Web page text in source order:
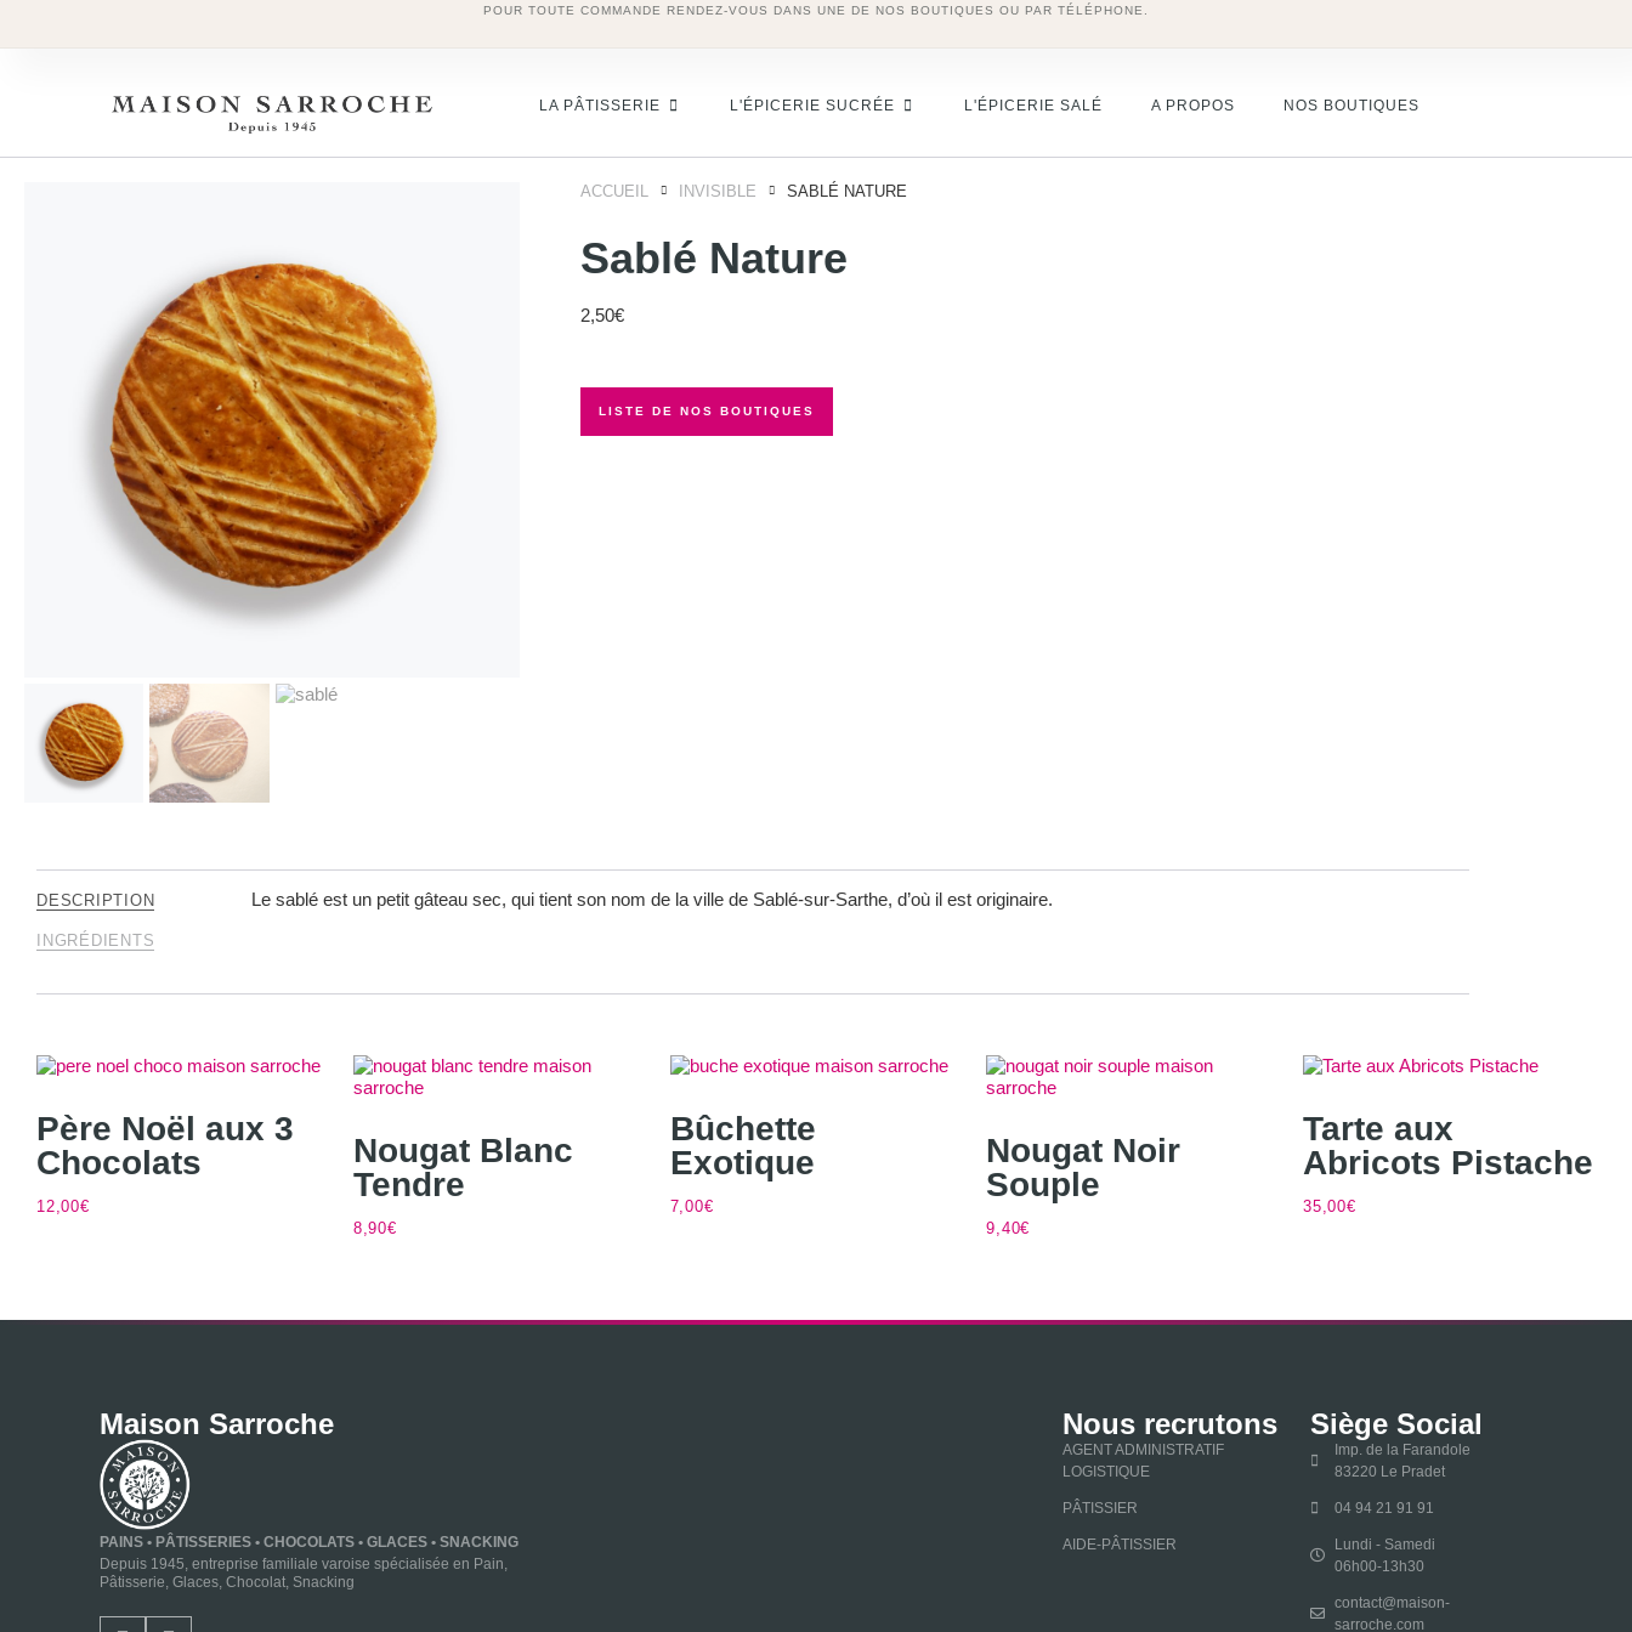
POUR TOUTE COMMANDE RENDEZ-VOUS DANS UNE DE NOS BOUTIQUES OU PAR TÉLÉPHONE.
LA PÂTISSERIE L'ÉPICERIE SUCRÉE L'ÉPICERIE SALÉ A PROPOS NOS BOUTIQUES
ACCUEIL INVISIBLE SABLÉ NATURE
Sablé Nature
2,50€
LISTE DE NOS BOUTIQUES
DESCRIPTION
INGRÉDIENTS
Le sablé est un petit gâteau sec, qui tient son nom de la ville de Sablé-sur-Sarthe, d’où il est originaire.
Père Noël aux 3
Chocolats
12,00€
Nougat Blanc
Tendre
8,90€
Bûchette
Exotique
7,00€
Nougat Noir
Souple
9,40€
Tarte aux
Abricots Pistache
35,00€
Maison Sarroche
PAINS • PÂTISSERIES • CHOCOLATS • GLACES • SNACKING
Depuis 1945, entreprise familiale varoise spécialisée en Pain,
Pâtisserie, Glaces, Chocolat, Snacking
Nous recrutons
AGENT ADMINISTRATIF
LOGISTIQUE
PÂTISSIER
AIDE-PÂTISSIER
Siège Social
Imp. de la Farandole
83220 Le Pradet
04 94 21 91 91
Lundi - Samedi
06h00-13h30
contact@maison-
sarroche.com